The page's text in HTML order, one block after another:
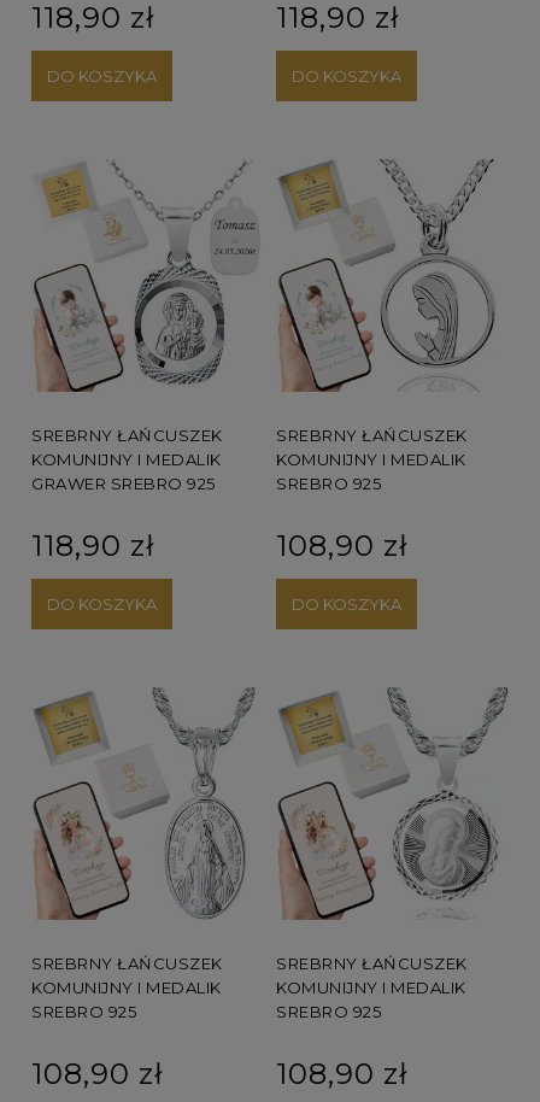
118,90 zł
DO KOSZYKA
118,90 zł
DO KOSZYKA
SREBRNY ŁAŃCUSZEK
KOMUNIJNY I MEDALIK
GRAWER SREBRO 925
118,90 zł
DO KOSZYKA
SREBRNY ŁAŃCUSZEK
KOMUNIJNY I MEDALIK
SREBRO 925
108,90 zł
DO KOSZYKA
SREBRNY ŁAŃCUSZEK
KOMUNIJNY I MEDALIK
SREBRO 925
108,90 zł
SREBRNY ŁAŃCUSZEK
KOMUNIJNY I MEDALIK
SREBRO 925
108,90 zł